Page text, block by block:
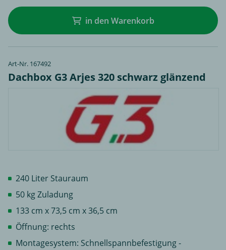
in den Warenkorb
Art-Nr. 167492
Dachbox G3 Arjes 320 schwarz glänzend
240 Liter Stauraum
50 kg Zuladung
133 cm x 73,5 cm x 36,5 cm
Öffnung: rechts
Montagesystem: Schnellspannbefestigung -